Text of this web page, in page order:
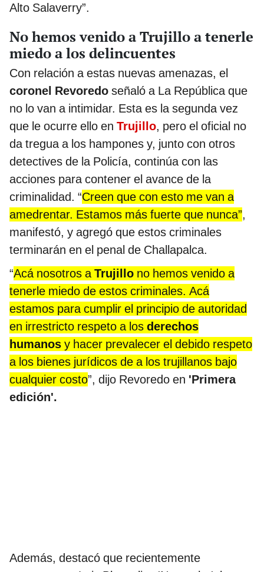
Alto Salaverry”.
No hemos venido a Trujillo a tenerle
miedo a los delincuentes
Con relación a estas nuevas amenazas, el
coronel Revoredo señaló a La República que
no lo van a intimidar. Esta es la segunda vez
que le ocurre ello en Trujillo, pero el oficial no
da tregua a los hampones y, junto con otros
detectives de la Policía, continúa con las
acciones para contener el avance de la
criminalidad. “Creen que con esto me van a
amedrentar. Estamos más fuerte que nunca”,
manifestó, y agregó que estos criminales
terminarán en el penal de Challapalca.
“Acá nosotros aTrujillo no hemos venido a
tenerle miedo de estos criminales. Acá
estamos para cumplir el principio de autoridad
en irrestricto respeto a los derechos
humanos y hacer prevalecer el debido respeto
a los bienes jurídicos de a los trujillanos bajo
cualquier costo”, dijo Revoredo en 'Primera
edición'.
Además, destacó que recientemente